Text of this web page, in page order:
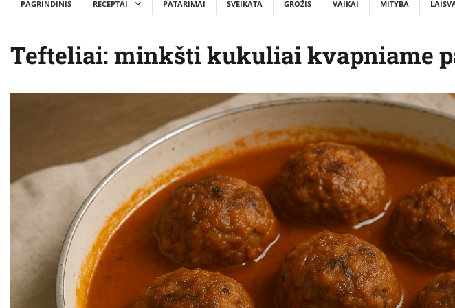
PAGRINDINIS RECEPTAI PATARIMAI SVEIKATA GROŽIS VAIKAI MITYBA
Tefteliai: minkšti kukuliai kvapniame